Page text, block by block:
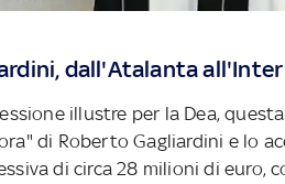
dall'Atalanta all'Inter
illustre per la Dea,
di Roberto Gagliardini e lo
di circa 28 milioni di euro,